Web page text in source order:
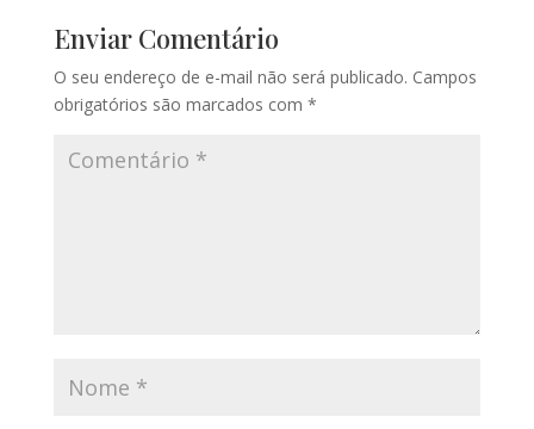
Enviar Comentário
O seu endereço de e-mail não será publicado. Campos
obrigatórios são marcados com *